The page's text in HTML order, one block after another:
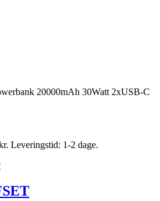
20000mAh 30Watt 2xUSB-C
Leveringstid: 1-2 dage.